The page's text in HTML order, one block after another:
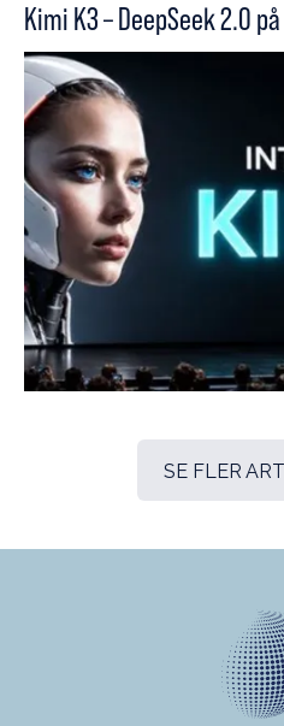
Kimi K3 – DeepSeek 2.0
SE FLER